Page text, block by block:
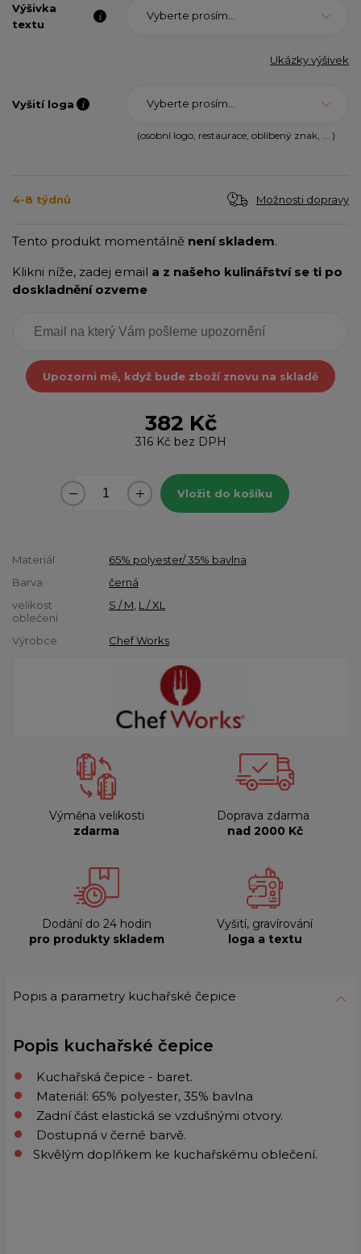
Výšivka
textu
Vyberte prosím...
Ukázky výšivek
Vyšití loga Vyberte prosím...
(osobní logo, restaurace, oblíbený znak, ... )
4-8 týdnů Možnosti dopravy
Tento produkt momentálně není skladem.
Klikni níže, zadej email a z našeho kulinářství se ti po
doskladnění ozveme
Upozorni mě, když bude zboží znovu na skladě
382 Kč
316 Kč bez DPH
Vložit do košíku
Materiál
65% polyester/ 35% bavlna
Barva
černá
velikost
oblečení
S / M L / XL
Výrobce Chef Works
Výměna velikosti
zdarma
Doprava zdarma
nad 2000 Kč
Dodání do 24 hodin
pro produkty skladem
Vyšití, gravírování
loga a textu
Popis a parametry kuchařské čepice
Popis kuchařské čepice
Kuchařská čepice - baret.
Materiál: 65% polyester, 35% bavlna
Zadní část elastická se vzdušnými otvory.
Dostupná v černé barvě.
Skvělým doplňkem ke kuchařskému oblečení.